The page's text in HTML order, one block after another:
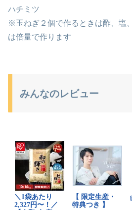
ハチミツ
※玉ねぎ２個で作るときは酢、塩
は倍量で作ります
みんなのレビュー